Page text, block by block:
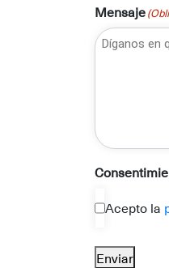
Mensaje
Acepto la
Enviar